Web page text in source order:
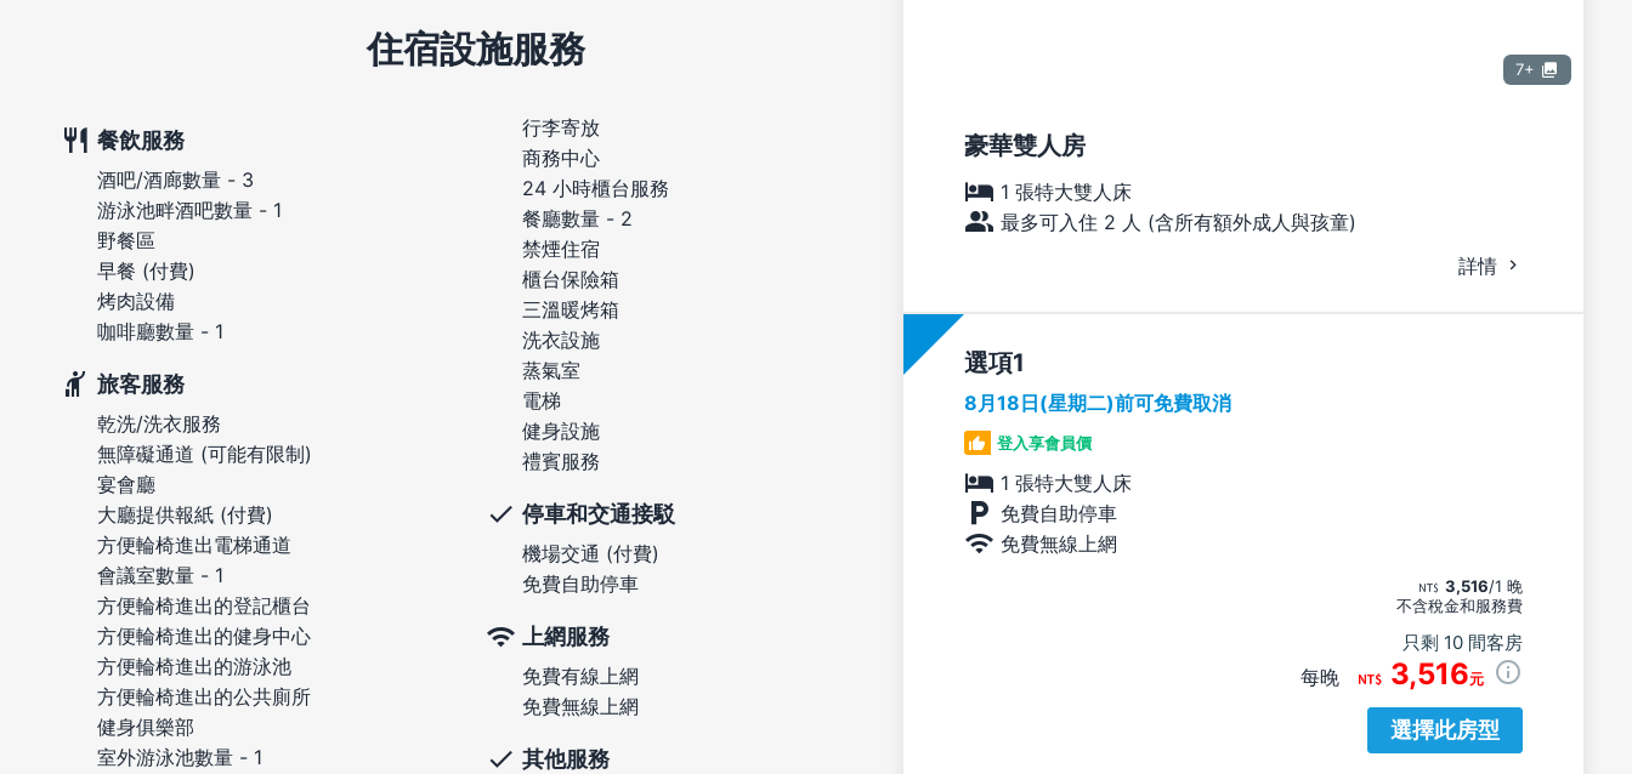
7+
豪華雙人房
1 張特大雙人床
最多可入住 2 人 (含所有額外成人與孩童)
詳情
選項
8月18日(星期二)前可免費取消
登入享會員價
1 張特大雙人床
免費自助停車
免費無線上網
3,516/1 晚
不含稅金和服務費
只剩 10 間客房
每晚 3,516元
選擇此房型
住宿設施服務
餐飲服務
酒吧/酒廊數量 - 3
游泳池畔酒吧數量 - 1
野餐區
早餐 (付費)
烤肉設備
咖啡廳數量 - 1
旅客服務
乾洗/洗衣服務
無障礙通道 (可能有限制)
宴會廳
大廳提供報紙 (付費)
方便輪椅進出電梯通道
會議室數量 - 1
方便輪椅進出的登記櫃台
方便輪椅進出的健身中心
方便輪椅進出的游泳池
方便輪椅進出的公共廁所
健身俱樂部
室外游泳池數量 - 1
行李寄放
商務中心
24 小時櫃台服務
餐廳數量 - 2
禁煙住宿
櫃台保險箱
三溫暖烤箱
洗衣設施
蒸氣室
電梯
健身設施
禮賓服務
停車和交通接駁
機場交通 (付費)
免費自助停車
上網服務
免費有線上網
免費無線上網
其他服務